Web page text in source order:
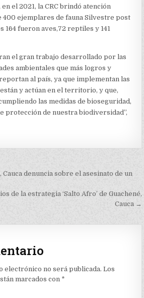
el 2021, la CRC brindó atención
400 ejemplares de fauna Silvestre post
164 fueron aves,72 reptiles y 141
el gran trabajo desarrollado por las
ambientales que más logros y
al país, ya que implementan las
y actúan en el territorio, y que,
las medidas de bioseguridad,
protección de nuestra biodiversidad”,
Cauca denuncia sobre el asesinato de un
de la estrategia ‘Salto Afro’ de Guachené,
Cauca →
electrónico no será publicada. Los
marcados con *